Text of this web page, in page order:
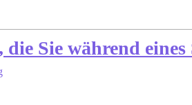
Sie während